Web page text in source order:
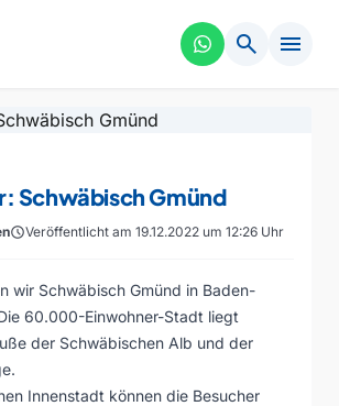
search menu
Schwäbisch Gmünd
scheduleVeröffentlicht am 19.12.2022 um 12:26 Uhr
wir Schwäbisch Gmünd in Baden-
60.000-Einwohner-Stadt liegt
der Schwäbischen Alb und der
Innenstadt können die Besucher